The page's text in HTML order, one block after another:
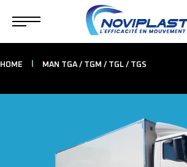
HOME MAN TGA / TGM / TGL / TGS